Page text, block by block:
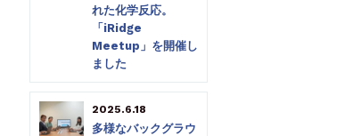
れた化学反応。
「iRidge
Meetup」を開催し
ました
2025.6.18
多様なバックグラウ